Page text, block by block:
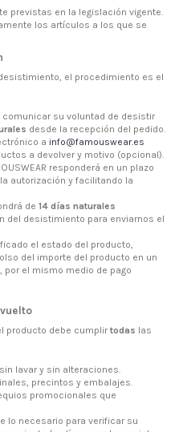
previstas en la legislación vigente.
los artículos a los que se
el procedimiento es el
comunicar su voluntad de desistir
desde la recepción del pedido.
a info@famouswear.es
a devolver y motivo (opcional).
responderá en un plazo
autorización y facilitando la
de 14 días naturales
del desistimiento para enviarnos el
el estado del producto,
del importe del producto en un
por el mismo medio de pago
producto debe cumplir todas las
lavar y sin alteraciones.
precintos y embalajes.
promocionales que
lo necesario para verificar su